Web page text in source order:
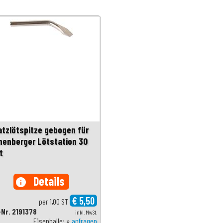
gebogen für
Lötstation 30
info Details
per 1,00 ST € 5,50
inkl. MwSt.
2191378
Eisenhalle: » anfragen